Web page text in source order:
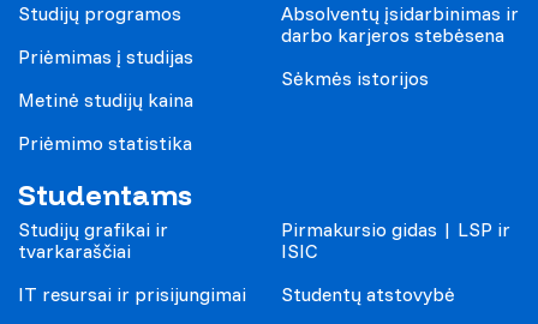
Studijų programos
Priėmimas į studijas
Metinė studijų kaina
Priėmimo statistika
Absolventų įsidarbinimas ir
darbo karjeros stebėsena
Sėkmės istorijos
Studentams
Studijų grafikai ir
tvarkaraščiai
IT resursai ir prisijungimai
Pirmakursio gidas | LSP ir
ISIC
Studentų atstovybė